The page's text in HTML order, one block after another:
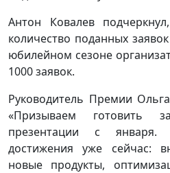
Антон Ковалев
количество поданных
юбилейном сезоне
1000 заявок.
Руководитель Премии
«Призываем готовить
презентации с января.
достижения уже сейчас:
новые продукты,